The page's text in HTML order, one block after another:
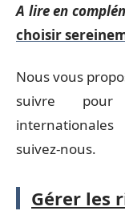
A lire en
choisir
Nous vous
suivre pour
suivez-nous.
Gérer les